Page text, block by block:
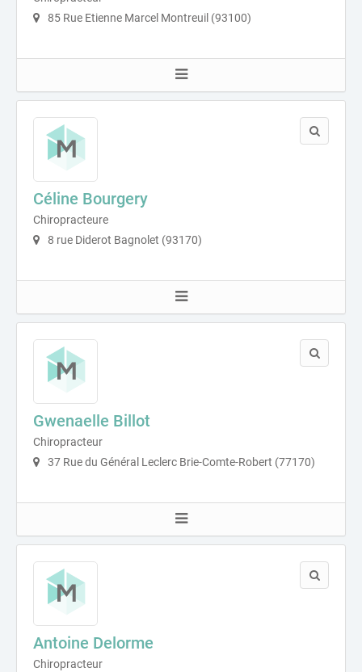
85 Rue Etienne Marcel Montreuil (93100)
Céline Bourgery
Chiropracteure
8 rue Diderot Bagnolet (93170)
Gwenaelle Billot
Chiropracteur
37 Rue du Général Leclerc Brie-Comte-Robert (77170)
Antoine Delorme
Chiropracteur